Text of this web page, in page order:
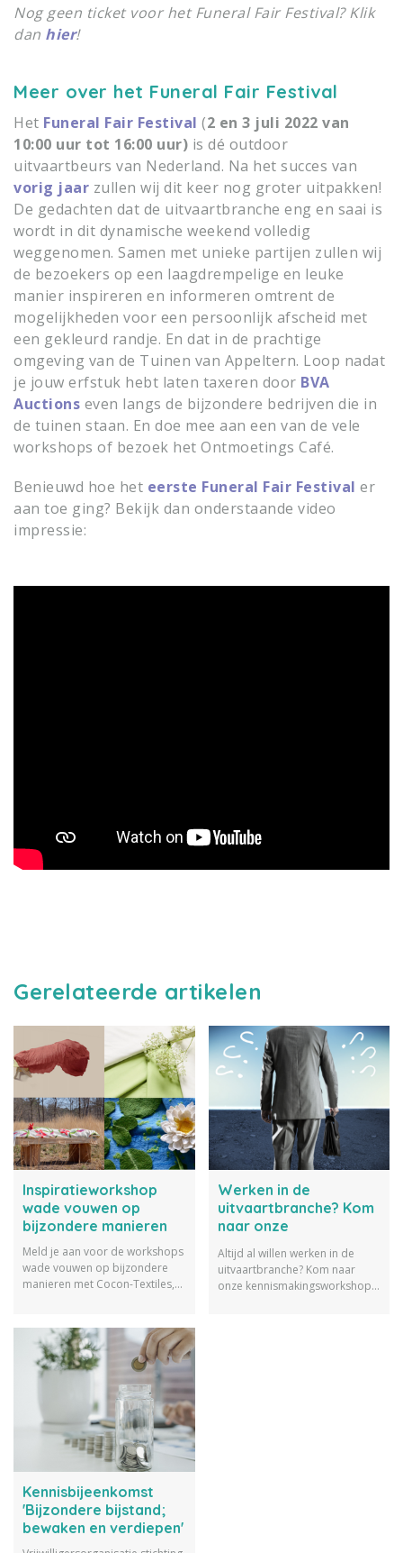
Nog geen ticket voor het Funeral Fair Festival? Klik
dan hier!
Meer over het Funeral Fair Festival
Het Funeral Fair Festival (2 en 3 juli 2022 van
10:00 uur tot 16:00 uur) is dé outdoor
uitvaartbeurs van Nederland. Na het succes van
vorig jaar zullen wij dit keer nog groter uitpakken!
De gedachten dat de uitvaartbranche eng en saai is
wordt in dit dynamische weekend volledig
weggenomen. Samen met unieke partijen zullen wij
de bezoekers op een laagdrempelige en leuke
manier inspireren en informeren omtrent de
mogelijkheden voor een persoonlijk afscheid met
een gekleurd randje. En dat in de prachtige
omgeving van de Tuinen van Appeltern. Loop nadat
je jouw erfstuk hebt laten taxeren door BVA
Auctions even langs de bijzondere bedrijven die in
de tuinen staan. En doe mee aan een van de vele
workshops of bezoek het Ontmoetings Café.
Benieuwd hoe het eerste Funeral Fair Festival er
aan toe ging? Bekijk dan onderstaande video
impressie:
Gerelateerde artikelen
Inspiratieworkshop
wade vouwen op
bijzondere manieren
Meld je aan voor de workshops
wade vouwen op bijzondere
manieren met Cocon-Textiles,
Fair Festival op 2 en 3 juli.
Werken in de
uitvaartbranche? Kom
naar onze
p!
Altijd al willen werken in de
uitvaartbranche? Kom naar
onze kennismakingsworkshop
Kennisbijeenkomst
'Bijzondere bijstand;
bewaken en verdiepen'